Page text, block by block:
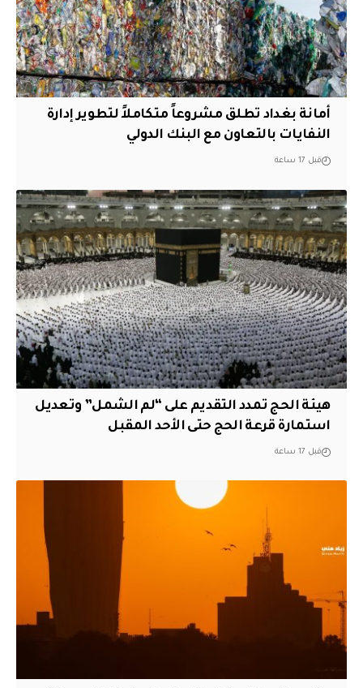
أمانة بغداد تطلق مشروعاً متكاملاً لتطوير إدارة
النفايات بالتعاون مع البنك الدولي
قبل 17 ساعة
هيئة الحج تمدد التقديم على “لم الشمل” وتعديل
استمارة قرعة الحج حتى الأحد المقبل
قبل 17 ساعة